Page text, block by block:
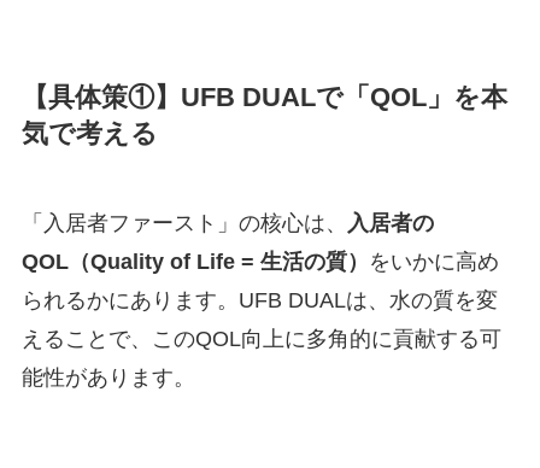
【具体策①】UFB DUALで「QOL」を本
気で考える
「入居者ファースト」の核心は、
入居者の
QOL（Quality of Life = 生活の質）
をいかに高め
られるかにあります。UFB DUALは、水の質を変
えることで、このQOL向上に多角的に貢献する可
能性があります。